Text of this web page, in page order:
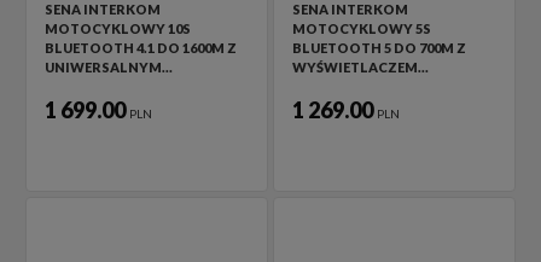
SENA INTERKOM
MOTOCYKLOWY 10S
BLUETOOTH 4.1 DO 1600M Z
UNIWERSALNYM…
1 699.00 PLN
SENA INTERKOM
MOTOCYKLOWY 5S
BLUETOOTH 5 DO 700M Z
WYŚWIETLACZEM…
1 269.00 PLN